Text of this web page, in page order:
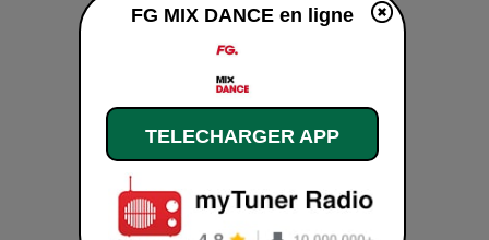
FG MIX DANCE en ligne
TELECHARGER APP